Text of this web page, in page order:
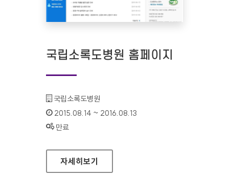
국립소록도병원 홈페이지
기관명 :
국립소록도병원
인증기간 :
2015.08.14 ~ 2016.08.13
상태 :
만료
국립소록도병원 홈페이지
자세히보기